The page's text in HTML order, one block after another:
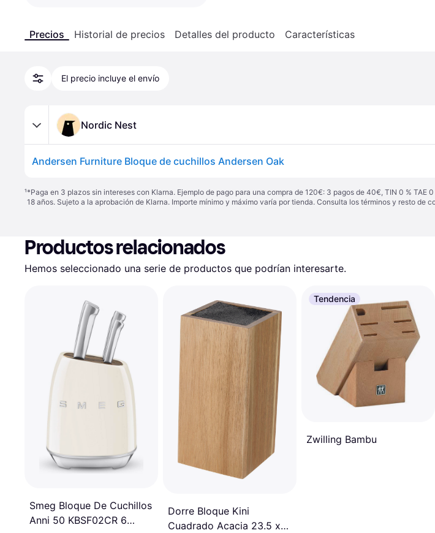
Precios Historial de precios Detalles del producto Características
El precio incluye el envío
Nordic Nest
Andersen Furniture Bloque de cuchillos Andersen Oak
¹*Paga en 3 plazos sin intereses con Klarna. Ejemplo de pago para una compra de 120€: 3 pagos de 40€, TIN 0 %
18 años. Sujeto a la aprobación de Klarna. Importe mínimo y máximo varía por tienda. Consulta los términos y resto de
Productos relacionados
Hemos seleccionado una serie de productos que podrían interesarte.
Smeg Bloque De Cuchillos
Anni 50 KBSF02CR 6
Dorre Bloque Kini
Cuadrado Acacia 23.5 x
Tendencia
Zwilling Bambu